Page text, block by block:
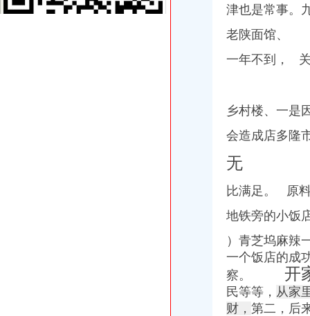
餐饮开业流程第一文库网
【58同城】重庆九龙坡巴国城工商注册_公司注册代理_代办注册公司价
【合肥义城税务登记|税务登记证办理|代理税务登记】-合肥赶集网
【宁波轻坊城税务登记|税务登记证办理|代理税务登记】-宁波赶集网
【淄博陶瓷科技城税务登记|税务登记证办理|代理税务登记】-淄博赶集网
【常州大学城税务登记|税务登记证办理|代理税务登记】-常州赶集网
【上海中远两湾城税务登记|税务登记证办理|代理税务登记】-上海赶集网
【誉商成立浦东新区快餐店营业执照办理的门槛详】价格,厂家,公
郝凯（冀CR0032）丢失税务登记证副本、石家庄市桥西区浩城房屋修
[大事件]三环股份（000883）重大资产置换及发行股份报告书（摘要）-
【图】九龙坡云湖巴国城工商代理/代理记账会计/审计_重庆会计审计
津也是常事。
老陕面馆、
一年不到，
乡村楼、一是
会造成店多隆
无
比满足。 原
地铁旁的小饭
）青芝坞麻辣
一个饭店的成
察。
开家
民等等， 从家
财， 第二，后